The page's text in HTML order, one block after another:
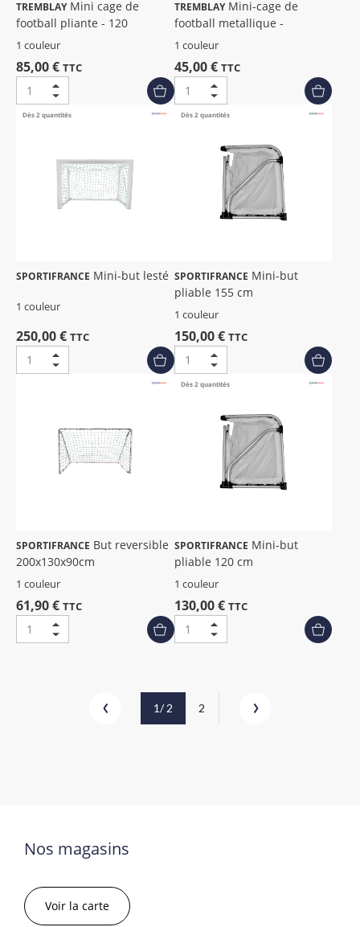
TREMBLAYMini cage de
football pliante - 120
1 couleur
85,00 € TTC
TREMBLAYMini-cage de
football metallique -
1 couleur
45,00 € TTC
Dès 2 quantités
SPORTIFRANCE Mini-but lesté
1 couleur
250,00 € TTC
Dès 2 quantités
SPORTIFRANCE
pliable 155 cm
1 couleur
150,00 € TTC
SPORTIFRANCE
200x130x90cm
1 couleur
61,90 € TTC
Dès 2 quantités
SPORTIFRANCE
pliable 120 cm
1 couleur
130,00 € TTC
1/ 2 2
Nos magasins
Voir la carte